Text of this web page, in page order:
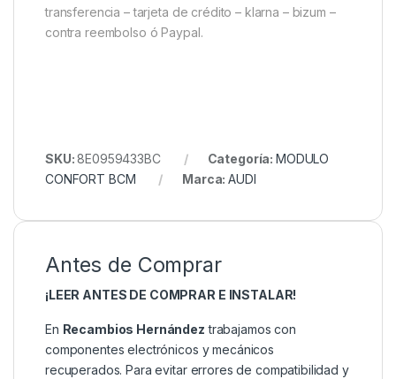
transferencia – tarjeta de crédito – klarna – bizum –
contra reembolso ó Paypal.
SKU:8E0959433BC Categoría: MODULO
CONFORT BCM
Marca:AUDI
Antes de Comprar
¡LEER ANTES DE COMPRAR E INSTALAR!
En Recambios Hernández trabajamos con
componentes electrónicos y mecánicos
recuperados. Para evitar errores de compatibilidad y